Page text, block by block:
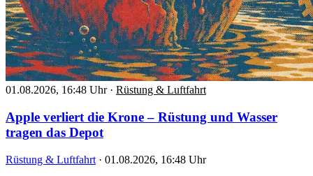
01.08.2026, 16:48 Uhr · Rüstung & Luftfahrt
Apple verliert die Krone – Rüstung und Wasser
tragen das Depot
Rüstung & Luftfahrt · 01.08.2026, 16:48 Uhr